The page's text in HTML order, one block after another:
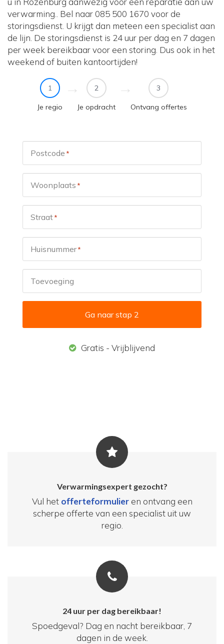
verwarming.. Bel naar 085 500 1670 voor de
storingsdienst. U krijgt dan meteen een specialist aan
de lijn. De storingsdienst is 24 uur per dag en 7 dagen
per week bereikbaar voor een storing. Dus ook in het
weekend of buiten kantoortijden!
1
Je regio
2
Je opdracht
3
Ontvang offertes
Postcode *
Woonplaats *
Straat*
Huisnummer*
Toevoeging
Ga naar stap 2
Gratis - Vrijblijvend
Verwarmingsexpert gezocht?
Vul het offerteformulieren ontvang een
scherpe offerte van een specialist uit uw
regio.
24 uur per dag bereikbaar!
Spoedgeval? Dag en nacht bereikbaar, 7
dagen in de week.